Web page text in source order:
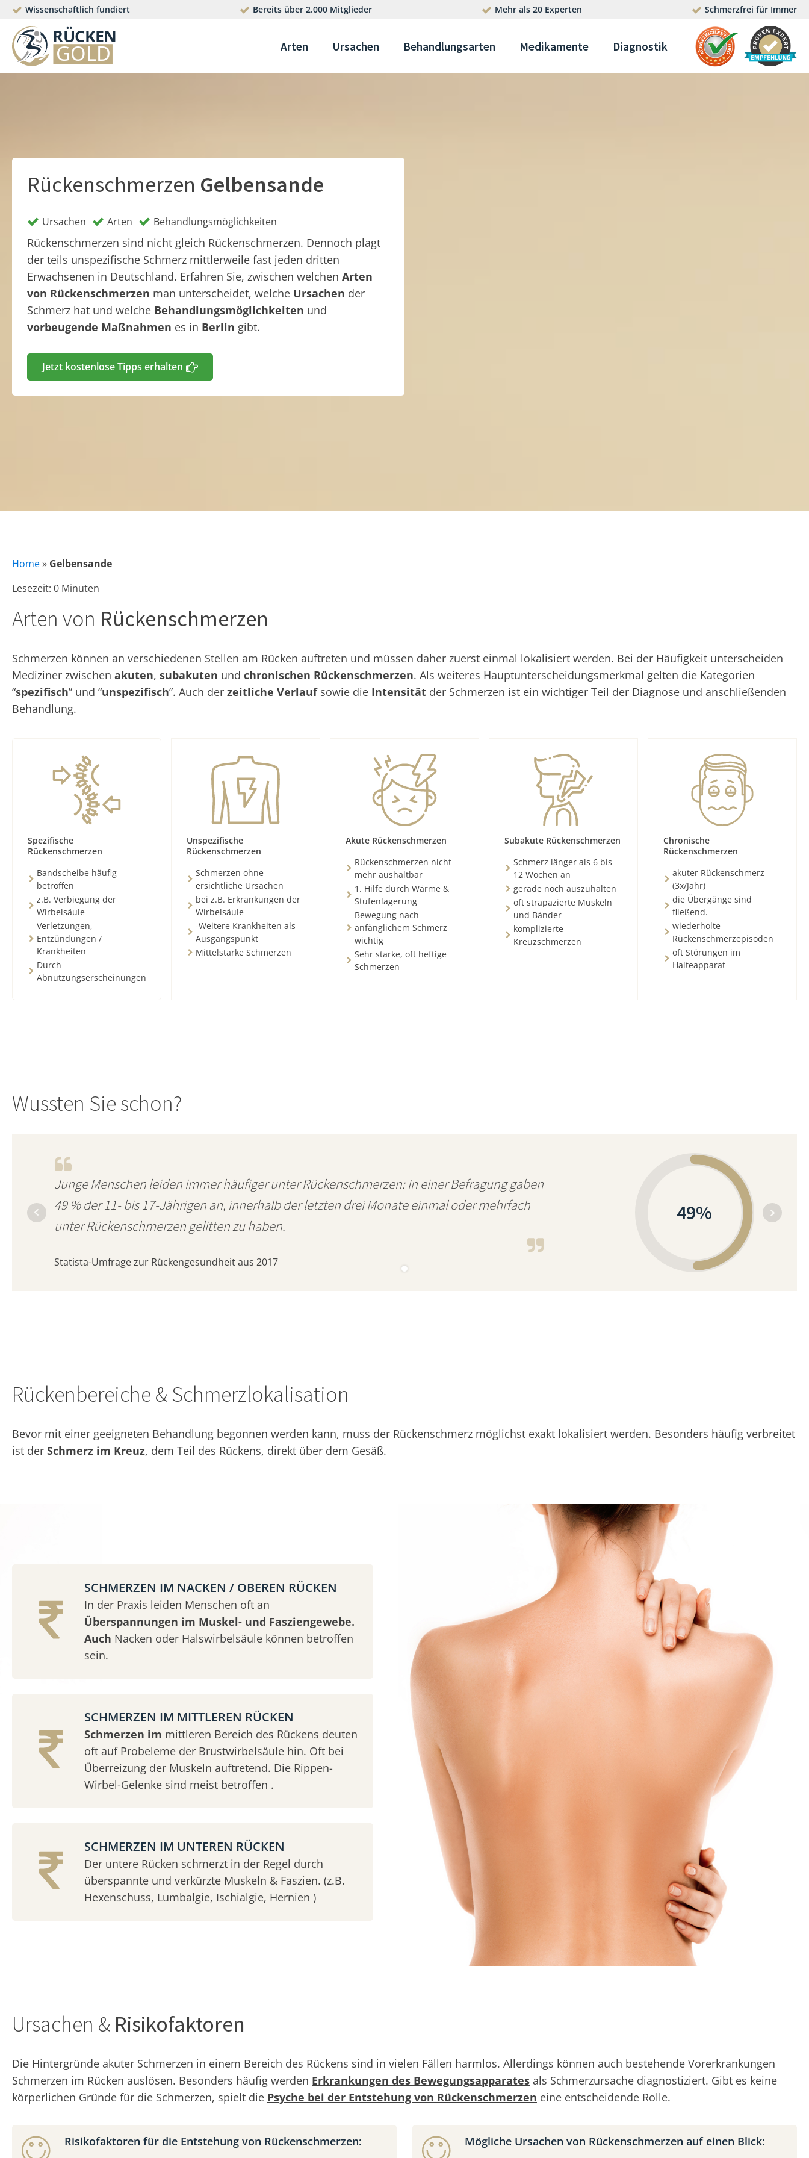
Wissenschaftlich fundiert Bereits über 2.000 Mitglieder Mehr als 20 Experten Schmerzfrei für Immer
Arten Ursachen Behandlungsarten Medikamente Diagnostik
Rückenschmerzen Gelbensande
Ursachen Arten Behandlungsmöglichkeiten
Rückenschmerzen sind nicht gleich Rückenschmerzen. Dennoch plagt
der teils unspezifische Schmerz mittlerweile fast jeden dritten
Erwachsenen in Deutschland. Erfahren Sie, zwischen welchen Arten
von Rückenschmerzen man unterscheidet, welche Ursachen der
Schmerz hat und welche Behandlungsmöglichkeiten und
vorbeugende Maßnahmen es in Berlin gibt.
Jetzt kostenlose Tipps erhalten
Home» Gelbensande
Lesezeit: 0 Minuten
Arten von Rückenschmerzen
Schmerzen können an verschiedenen Stellen am Rücken auftreten und müssen daher zuerst einmal lokalisiert werden. Bei der Häufigkeit unterscheiden
Mediziner zwischen akuten, subakuten und chronischen Rückenschmerzen. Als weiteres Hauptunterscheidungsmerkmal gelten die Kategorien
“spezifisch” und “unspezifisch”. Auch der zeitliche Verlauf sowie die Intensität der Schmerzen ist ein wichtiger Teil der Diagnose und anschließenden
Behandlung.
Spezifische
Rückenschmerzen
Bandscheibe häufig
betroffen
z.B. Verbiegung der
Wirbelsäule
Verletzungen,
Entzündungen /
Krankheiten
Durch
Abnutzungserscheinungen
Unspezifische
Rückenschmerzen
Schmerzen ohne
ersichtliche Ursachen
bei z.B. Erkrankungen der
Wirbelsäule
-Weitere Krankheiten als
Ausgangspunkt
Mittelstarke Schmerzen
Akute Rückenschmerzen
Rückenschmerzen nicht
mehr aushaltbar
1. Hilfe durch Wärme &
Stufenlagerung
Bewegung nach
anfänglichem Schmerz
wichtig
Sehr starke, oft heftige
Schmerzen
Subakute Rückenschmerzen
Schmerz länger als 6 bis
12 Wochen an
gerade noch auszuhalten
oft strapazierte Muskeln
und Bänder
komplizierte
Kreuzschmerzen
Chronische
Rückenschmerzen
akuter Rückenschmerz
(3x/Jahr)
die Übergänge sind
fließend.
wiederholte
Rückenschmerzepisoden
oft Störungen im
Halteapparat
Wussten Sie schon?
Junge Menschen leiden immer häufiger unter Rückenschmerzen: In einer Befragung gaben
49 % der 11- bis 17-Jährigen an, innerhalb der letzten drei Monate einmal oder mehrfach
unter Rückenschmerzen gelitten zu haben.
Statista-Umfrage zur Rückengesundheit aus 2017
49%
Rückenbereiche & Schmerzlokalisation
Bevor mit einer geeigneten Behandlung begonnen werden kann, muss der Rückenschmerz möglichst exakt lokalisiert werden. Besonders häufig verbreitet
ist der Schmerz im Kreuz, dem Teil des Rückens, direkt über dem Gesäß.
SCHMERZEN IM NACKEN / OBEREN RÜCKEN
In der Praxis leiden Menschen oft an
Überspannungen im Muskel- und Fasziengewebe.
Auch Nacken oder Halswirbelsäule können betroffen
sein.
SCHMERZEN IM MITTLEREN RÜCKEN
Schmerzen im mittleren Bereich des Rückens deuten
oft auf Probeleme der Brustwirbelsäule hin. Oft bei
Überreizung der Muskeln auftretend. Die Rippen-
Wirbel-Gelenke sind meist betroffen .
SCHMERZEN IM UNTEREN RÜCKEN
Der untere Rücken schmerzt in der Regel durch
überspannte und verkürzte Muskeln & Faszien. (z.B.
Hexenschuss, Lumbalgie, Ischialgie, Hernien )
Ursachen & Risikofaktoren
Die Hintergründe akuter Schmerzen in einem Bereich des Rückens sind in vielen Fällen harmlos. Allerdings können auch bestehende Vorerkrankungen
Schmerzen im Rücken auslösen. Besonders häufig werden Erkrankungen des Bewegungsapparates als Schmerzursache diagnostiziert. Gibt es keine
körperlichen Gründe für die Schmerzen, spielt die Psyche bei der Entstehung von Rückenschmerzen eine entscheidende Rolle.
Risikofaktoren für die Entstehung von Rückenschmerzen: Mögliche Ursachen von Rückenschmerzen auf einen Blick: